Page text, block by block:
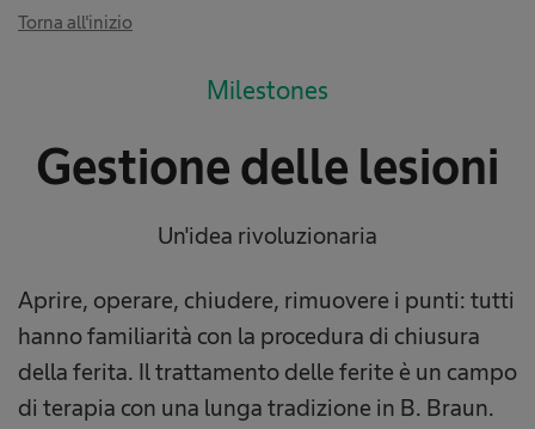
Torna all'inizio
Milestones
Gestione delle lesioni
Un'idea rivoluzionaria
Aprire, operare, chiudere, rimuovere i punti: tutti
hanno familiarità con la procedura di chiusura
della ferita. Il trattamento delle ferite è un campo
di terapia con una lunga tradizione in B. Braun.